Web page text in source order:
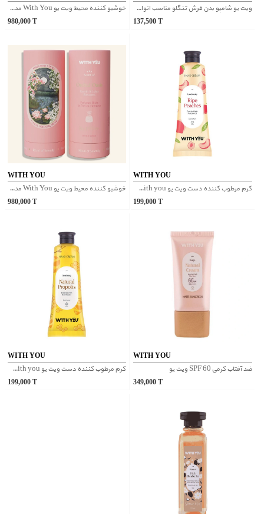
خوشبو کننده محیط ویت یو With You مدل Warm Night
980,000T
ویت یو شامپو بدن فرش تنگلو مناسب انواع پوست 250میل
137,500 T
WITH YOU
خوشبو کننده محیط ویت یو With You مدل Orchid Oasis
980,000T
WITH YOU
کرم مرطوب کننده دست ویت یو With you مدل هلو
199,000 T
WITH YOU
کرم مرطوب کننده دست ویت یو With you مدل موم عسل
199,000T
WITH YOU
ضد آفتاب کرمی SPF 60 ویت یو
349,000 T